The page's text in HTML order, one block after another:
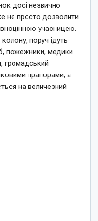
досі незвично
не просто дозволити
учасницею.
поруч ідуть
пожежники, медики
громадський
прапорами, а
на величезний